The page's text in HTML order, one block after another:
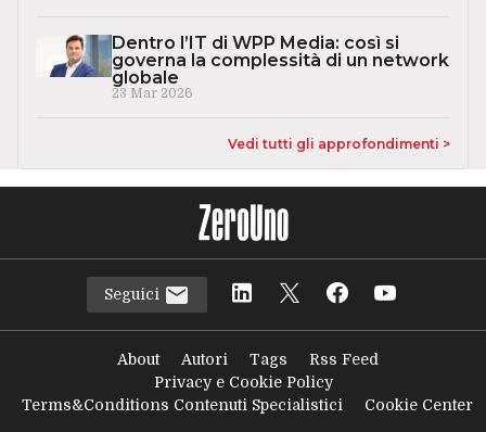
Dentro l’IT di WPP Media: così si
governa la complessità di un network
globale
23 Mar 2026
Vedi tutti gli approfondimenti >
Seguici
About Autori Tags
Rss Feed
Privacy e Cookie Policy
Terms&Conditions Contenuti Specialistici
Cookie Center